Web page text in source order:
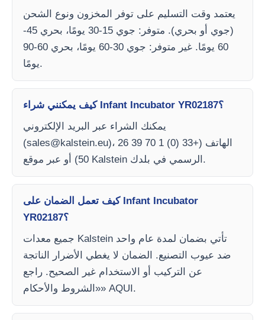
يعتمد وقت التسليم على توفر المخزون ونوع الشحن
(جوي أو بحري). متوفر: جوي 15-30 يومًا، بحري 45-
60 يومًا. غير متوفر: جوي 30-60 يومًا، بحري 60-90
يومًا.
كيف يمكنني شراء Infant Incubator YR02187؟
يمكنك الشراء عبر البريد الإلكتروني
(sales@kalstein.eu)، الهاتف (+33 (0) 1 70 39 26
50) أو عبر موقع Kalstein الرسمي في بلدك.
كيف تعمل الضمان على Infant Incubator
YR02187؟
جميع معدات Kalstein تأتي بضمان لمدة عام واحد
ضد عيوب التصنيع. الضمان لا يغطي الأضرار الناتجة
عن التركيب أو الاستخدام غير الصحيح. راجع
«الشروط والأحكام» AQUI.